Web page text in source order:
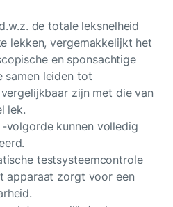
de totale leksnelheid
lekken, vergemakkelijkt het
en sponsachtige
samen leiden tot
zijn met die van
lek.
volgorde kunnen volledig
testsysteemcontrole
apparaat zorgt voor een